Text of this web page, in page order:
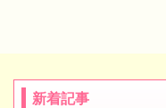
新着記事